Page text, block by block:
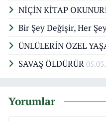
NİÇİN KİTAP
Bir Şey Değişir, Her
ÜNLÜLERİN ÖZEL
SAVAŞ ÖLDÜRÜR
Yorumlar